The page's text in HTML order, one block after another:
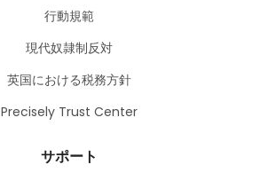
行動規範
現代奴隷制反対
英国における税務方針
Precisely Trust Center
サポート